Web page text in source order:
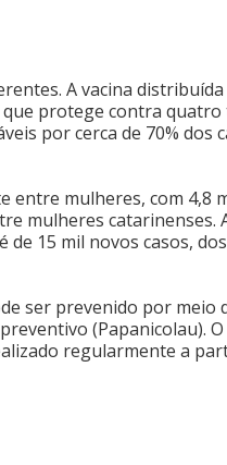
A vacina
que protege contra
por cerca de 70% dos
entre mulheres, com 4,8
mulheres catarinenses.
15 mil novos casos,
ser prevenido por meio
(Papanicolau).
regularmente a